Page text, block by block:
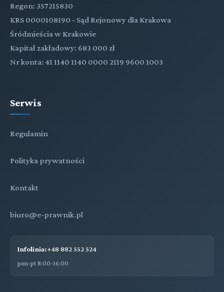
Regon: 357215830
KRS 0000108190 - Sąd Rejonowy dla Krakowa
Śródmieścia w Krakowie
Kapitał zakładowy: 683 000 zł
Nr konta: 41 1140 1140 0000 2119 9600 1003
Serwis
Regulamin
Polityka prywatności
Kontakt
biuro@e-prawnik.pl
Infolinia:+48 882 552 524
pon-pt 8:00-16:00